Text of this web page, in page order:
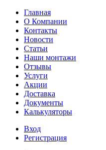
Главная
О Компании
Контакты
Новости
Статьи
Наши монтажи
Отзывы
Услуги
Акции
Доставка
Документы
Калькуляторы
Вход
Регистрация